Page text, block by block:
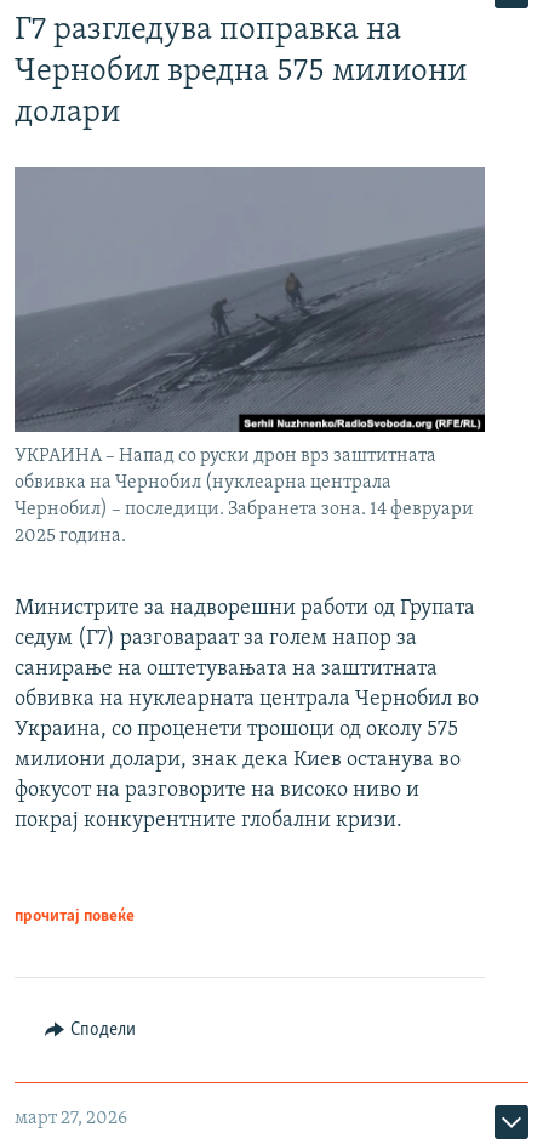
Г7 разгледува поправка на
Чернобил вредна 575 милиони
долари
УКРАИНА – Напад со руски дрон врз заштитната
обвивка на Чернобил (нуклеарна централа
Чернобил) – последици. Забранета зона. 14 февруари
2025 година.
Министрите за надворешни работи од Групата
седум (Г7) разговараат за голем напор за
санирање на оштетувањата на заштитната
обвивка на нуклеарната централа Чернобил во
Украина, со проценети трошоци од околу 575
милиони долари, знак дека Киев останува во
фокусот на разговорите на високо ниво и
покрај конкурентните глобални кризи.
прочитај повеќе
Сподели
март 27, 2026